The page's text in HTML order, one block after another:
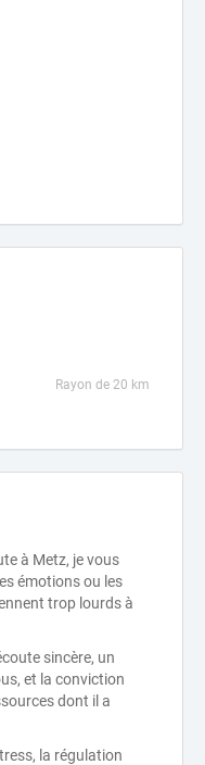
Rayon de 20 km
à Metz, je vous
émotions ou les
trop lourds à
sincère, un
et la conviction
dont il a
la régulation